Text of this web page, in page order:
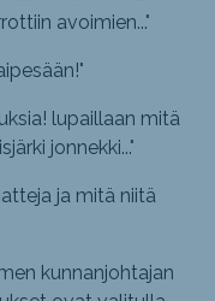
avoimien..."
"
lupaillaan mitä
jonnekki..."
ja mitä niitä
kunnanjohtajan